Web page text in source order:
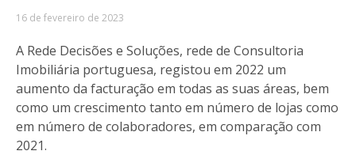
16 de fevereiro de 2023
A Rede Decisões e Soluções, rede de Consultoria
Imobiliária portuguesa, registou em 2022 um
aumento da facturação em todas as suas áreas, bem
como um crescimento tanto em número de lojas como
em número de colaboradores, em comparação com
2021.